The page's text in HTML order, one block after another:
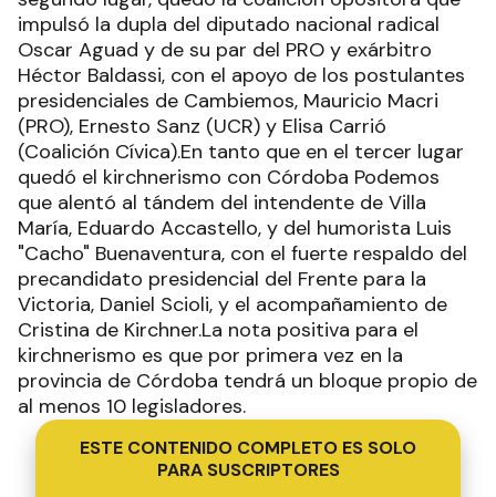
impulsó la dupla del diputado nacional radical
Oscar Aguad y de su par del PRO y exárbitro
Héctor Baldassi, con el apoyo de los postulantes
presidenciales de Cambiemos, Mauricio Macri
(PRO), Ernesto Sanz (UCR) y Elisa Carrió
(Coalición Cívica).En tanto que en el tercer lugar
quedó el kirchnerismo con Córdoba Podemos
que alentó al tándem del intendente de Villa
María, Eduardo Accastello, y del humorista Luis
"Cacho" Buenaventura, con el fuerte respaldo del
precandidato presidencial del Frente para la
Victoria, Daniel Scioli, y el acompañamiento de
Cristina de Kirchner.La nota positiva para el
kirchnerismo es que por primera vez en la
provincia de Córdoba tendrá un bloque propio de
al menos 10 legisladores.
ESTE CONTENIDO COMPLETO ES SOLO
PARA SUSCRIPTORES